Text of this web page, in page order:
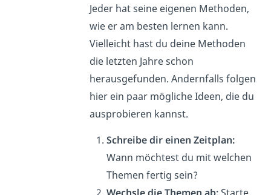
Jeder hat seine eigenen Methoden,
wie er am besten lernen kann.
Vielleicht hast du deine Methoden
die letzten Jahre schon
herausgefunden. Andernfalls folgen
hier ein paar mögliche Ideen, die du
ausprobieren kannst.
Schreibe dir einen Zeitplan:
Wann möchtest du mit welchen
Themen fertig sein?